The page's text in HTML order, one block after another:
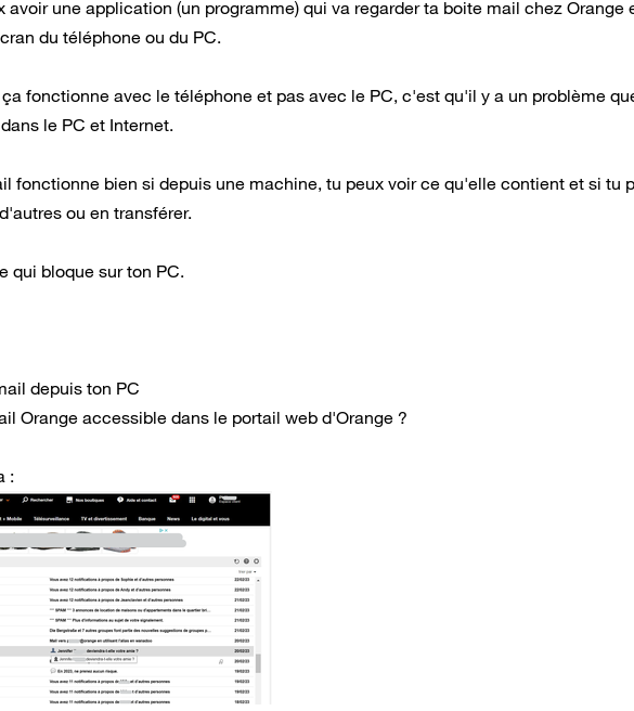
avoir une application (un programme) qui va regarder ta boite mail chez Orange
du téléphone ou du PC.
fonctionne avec le téléphone et pas avec le PC, c'est qu'il y a un problème
le PC et Internet.
fonctionne bien si depuis une machine, tu peux voir ce qu'elle contient et si tu
ou en transférer.
qui bloque sur ton PC.
depuis ton PC
Orange accessible dans le portail web d'Orange ?
: